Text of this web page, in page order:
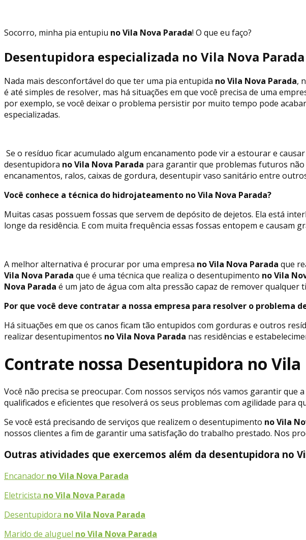
Socorro, minha pia entupiu no Vila Nova Parada! O que eu faço?
Desentupidora especializada no Vila Nova Parada
Nada mais desconfortável do que ter uma pia entupida no Vila Nova Parada,
é até simples de resolver, mas há situações em que você precisa de uma
por exemplo, se você deixar o problema persistir por muito tempo pode
especializadas.
Se o resíduo ficar acumulado algum encanamento pode vir a estourar e
desentupidora no Vila Nova Parada para garantir que problemas futuros
encanamentos, ralos, caixas de gordura, desentupir vaso sanitário entre
Você conhece a técnica do hidrojateamento no Vila Nova Parada?
Muitas casas possuem fossas que servem de depósito de dejetos. Ela está
longe da residência. E com muita frequência essas fossas entopem e causam
A melhor alternativa é procurar por uma empresa no Vila Nova Parada que
Vila Nova Parada que é uma técnica que realiza o desentupimento no Vila
Nova Parada é um jato de água com alta pressão capaz de remover
Por que você deve contratar a nossa empresa para resolver o problema
Há situações em que os canos ficam tão entupidos com gorduras e outros
realizar desentupimentos no Vila Nova Parada nas residências e
Contrate nossa Desentupidora no
Você não precisa se preocupar. Com nossos serviços nós vamos garantir
qualificados e eficientes que resolverá os seus problemas com agilidade para
Se você está precisando de serviços que realizem o desentupimento no Vila
nossos clientes a fim de garantir uma satisfação do trabalho prestado. Nos
Outras atividades que exercemos além da desentupidora no
Encanador no Vila Nova Parada
Eletricista no Vila Nova Parada
Desentupidora no Vila Nova Parada
Marido de aluguel no Vila Nova Parada